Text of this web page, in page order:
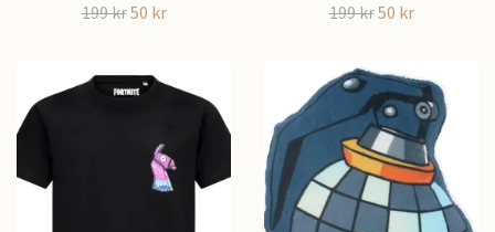
199 kr50 kr
199 kr50 kr